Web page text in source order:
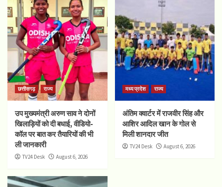
छत्तीसगढ़ राज्य
उप मुख्यमंत्री अरुण साव ने दोनों
खिलाड़ियों को दी बधाई, वीडियो-
कॉल पर बात कर तैयारियों की भी
ली जानकारी
TV24 Desk August 6, 2026
मध्य प्रदेश राज्य
अंतिम क्वार्टर में राजवीर सिंह और
आशिर आदिल खान के गोल से
मिली शानदार जीत
TV24 Desk August 6, 2026